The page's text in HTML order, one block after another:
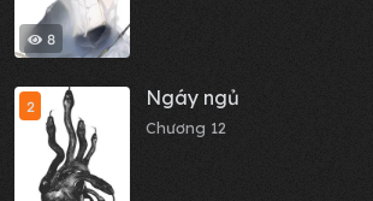
8
2 Ngáy ngủ
Chương 12